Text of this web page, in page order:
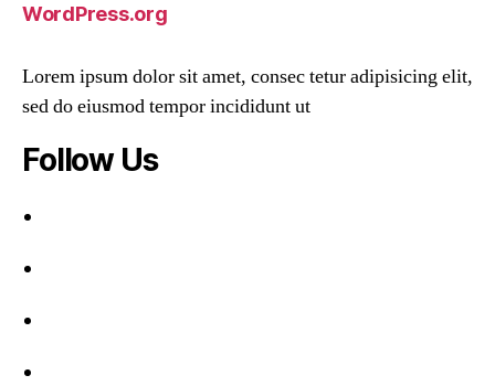
WordPress.org
Lorem ipsum dolor sit amet, consec tetur adipisicing elit,
sed do eiusmod tempor incididunt ut
Follow Us